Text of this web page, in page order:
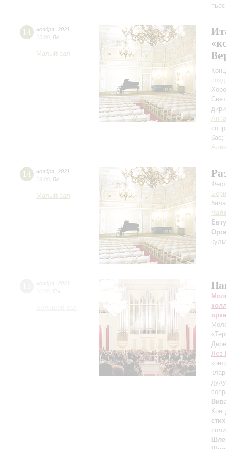
14 ноября 2021
15:00 Вс
Малый зал
бас;
14 ноября 2021
19:00 Вс
Малый зал
Лев